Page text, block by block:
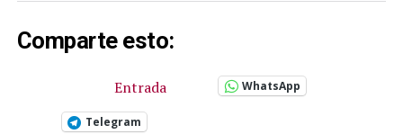
Comparte esto:
Entrada WhatsApp
Telegram